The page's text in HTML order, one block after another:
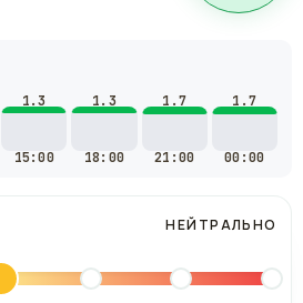
1.3
15:00
1.3
18:00
1.7
21:00
1.7
00:00
НЕЙТРАЛЬНО